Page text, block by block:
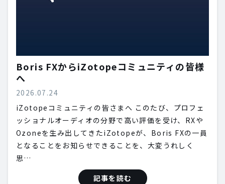
Boris FXからiZotopeコミュニティの皆様
へ
2026.07.24
iZotopeコミュニティの皆さまへ このたび、プロフェ
ッショナルオーディオの分野で高い評価を受け、RXや
Ozoneを生み出してきたiZotopeが、Boris FXの一員
となることをお知らせできることを、大変うれしく
思…
記事を読む